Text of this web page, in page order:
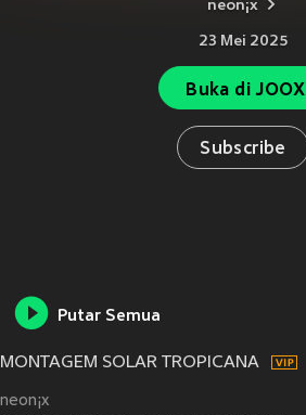
neon¡x
23 Mei 2025
Buka di JOOX
Subscribe
Putar Semua
MONTAGEM SOLAR TROPICANA
neon¡x